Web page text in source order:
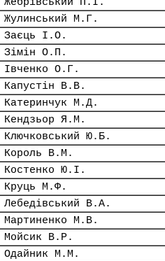
Жулинський М.Г.
Заєць І.О.
Зімін О.П.
Івченко О.Г.
Капустін В.В.
Катеринчук М.Д.
Кендзьор Я.М.
Ключковський Ю.Б.
Король В.М.
Костенко Ю.І.
Круць М.Ф.
Лебедівський В.А.
Мартиненко М.В.
Мойсик В.Р.
Одайник М.М.